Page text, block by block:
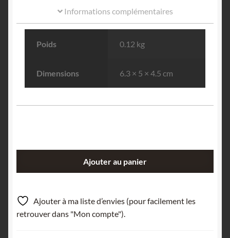
Informations complémentaires
Poids 0.12 kg
Dimensions 6.3 × 5 × 4.5 cm
&
Épidote,
Laila,
Ajouter au panier
Ajouter à ma liste d’envies (pour facilement les
retrouver dans "Mon compte").